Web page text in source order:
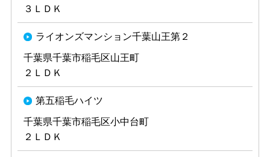
３ＬＤＫ
ライオンズマンション千葉山王第２
千葉県千葉市稲毛区山王町
２ＬＤＫ
第五稲毛ハイツ
千葉県千葉市稲毛区小中台町
２ＬＤＫ